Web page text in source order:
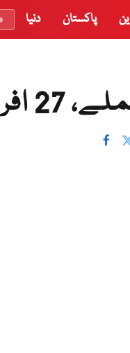
پاکستان دنیا
ہلاک